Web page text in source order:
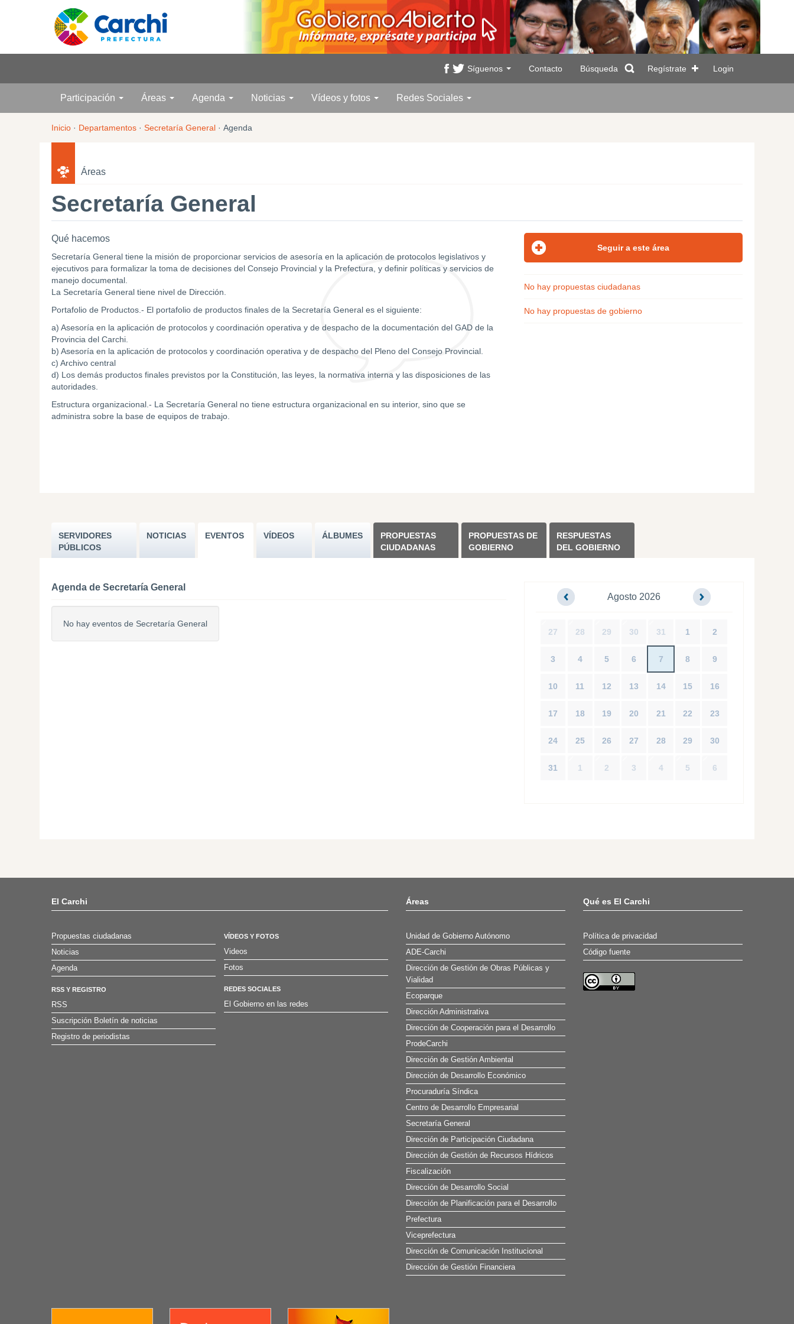
Síguenos Contacto Búsqueda Regístrate Login
Participación Áreas Agenda Noticias Vídeos y fotos Redes Sociales
Inicio · Departamentos · Secretaría General · Agenda
Áreas
Secretaría General
Qué hacemos
Secretaría General tiene la misión de proporcionar servicios de asesoría en la aplicación de protocolos legislativos y
ejecutivos para formalizar la toma de decisiones del Consejo Provincial y la Prefectura, y definir políticas y servicios de
manejo documental.
La Secretaría General tiene nivel de Dirección.
Portafolio de Productos.- El portafolio de productos finales de la Secretaría General es el siguiente:
a) Asesoría en la aplicación de protocolos y coordinación operativa y de despacho de la documentación del GAD de la
Provincia del Carchi.
b) Asesoría en la aplicación de protocolos y coordinación operativa y de despacho del Pleno del Consejo Provincial.
c) Archivo central
d) Los demás productos finales previstos por la Constitución, las leyes, la normativa interna y las disposiciones de las
autoridades.
Estructura organizacional.- La Secretaría General no tiene estructura organizacional en su interior, sino que se
administra sobre la base de equipos de trabajo.
No hay propuestas ciudadanas
No hay propuestas de gobierno
SERVIDORES
PÚBLICOS
NOTICIAS EVENTOS VÍDEOS ÁLBUMES
PROPUESTAS
CIUDADANAS
PROPUESTAS DE
GOBIERNO
RESPUESTAS
DEL GOBIERNO
Agenda de Secretaría General
No hay eventos de Secretaría General
Agosto 2026
27 28 29 30 31 1 2
3 4 5 6 7 8 9
10 11 12 13 14 15 16
17 18 19 20 21 22 23
24 25 26 27 28 29 30
31 1 2 3 4 5 6
El Carchi
Propuestas ciudadanas
Noticias
Agenda
RSS Y REGISTRO
RSS
Suscripción Boletín de noticias
Registro de periodistas
VÍDEOS Y FOTOS
Videos
Fotos
REDES SOCIALES
El Gobierno en las redes
Áreas
Unidad de Gobierno Autónomo
ADE-Carchi
Dirección de Gestión de Obras Públicas y
Vialidad
Ecoparque
Dirección Administrativa
Dirección de Cooperación para el Desarrollo
ProdeCarchi
Dirección de Gestión Ambiental
Dirección de Desarrollo Económico
Procuraduría Síndica
Centro de Desarrollo Empresarial
Secretaría General
Dirección de Participación Ciudadana
Dirección de Gestión de Recursos Hídricos
Fiscalización
Dirección de Desarrollo Social
Dirección de Planificación para el Desarrollo
Prefectura
Viceprefectura
Dirección de Comunicación Institucional
Dirección de Gestión Financiera
Qué es El Carchi
Política de privacidad
Código fuente